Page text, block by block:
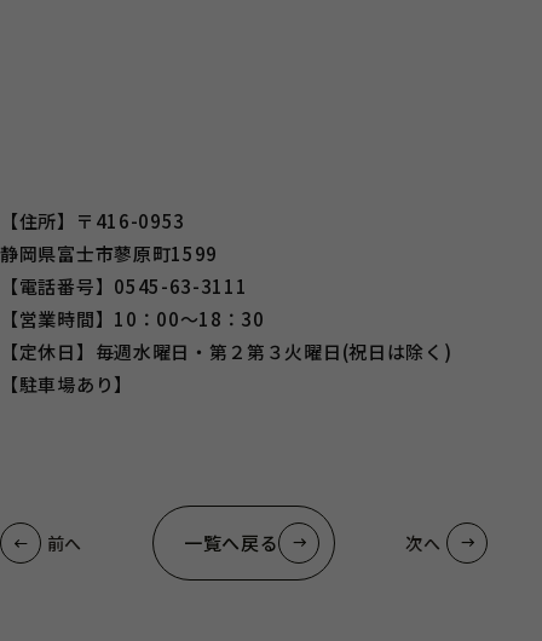
【住所】〒416-0953
静岡県富士市蓼原町1599
【電話番号】0545-63-3111
【営業時間】10：00～18：30
【定休日】毎週水曜日・第２第３火曜日(祝日は除く)
【駐車場あり】
前へ 一覧へ戻る 次へ